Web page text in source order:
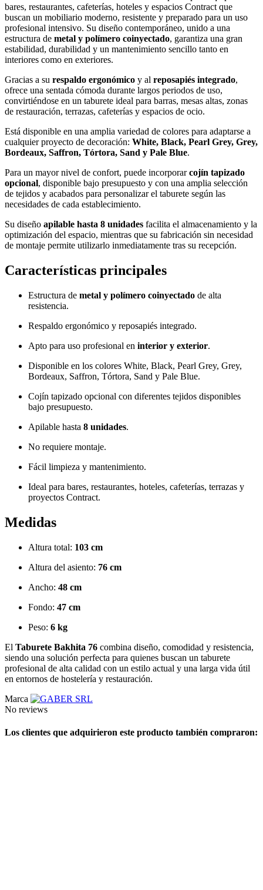
bares, restaurantes, cafeterías, hoteles y espacios Contract que
buscan un mobiliario moderno, resistente y preparado para un uso
profesional intensivo. Su diseño contemporáneo, unido a una
estructura de metal y polímero coinyectado, garantiza una gran
estabilidad, durabilidad y un mantenimiento sencillo tanto en
interiores como en exteriores.
Gracias a su respaldo ergonómico y al reposapiés integrado,
ofrece una sentada cómoda durante largos periodos de uso,
convirtiéndose en un taburete ideal para barras, mesas altas, zonas
de restauración, terrazas, cafeterías y espacios de ocio.
Está disponible en una amplia variedad de colores para adaptarse a
cualquier proyecto de decoración: White, Black, Pearl Grey, Grey,
Bordeaux, Saffron, Tórtora, Sand y Pale Blue.
Para un mayor nivel de confort, puede incorporarcojín tapizado
opcional, disponible bajo presupuesto y con una amplia selección
de tejidos y acabados para personalizar el taburete según las
necesidades de cada establecimiento.
Su diseño apilable hasta 8 unidades facilita el almacenamiento y la
optimización del espacio, mientras que su fabricación sin necesidad
de montaje permite utilizarlo inmediatamente tras su recepción.
Características principales
Estructura de metal y polímero coinyectado de alta
resistencia.
Respaldo ergonómico y reposapiés integrado.
Apto para uso profesional en interior y exterior.
Disponible en los colores White, Black, Pearl Grey, Grey,
Bordeaux, Saffron, Tórtora, Sand y Pale Blue.
Cojín tapizado opcional con diferentes tejidos disponibles
bajo presupuesto.
Apilable hasta 8 unidades.
No requiere montaje.
Fácil limpieza y mantenimiento.
Ideal para bares, restaurantes, hoteles, cafeterías, terrazas y
proyectos Contract.
Medidas
Altura total: 103 cm
Altura del asiento: 76 cm
Ancho: 48 cm
Fondo: 47 cm
Peso: 6 kg
El Taburete Bakhita 76 combina diseño, comodidad y resistencia,
siendo una solución perfecta para quienes buscan un taburete
profesional de alta calidad con un estilo actual y una larga vida útil
en entornos de hostelería y restauración.
Marca
No reviews
Los clientes que adquirieron este producto también compraron: